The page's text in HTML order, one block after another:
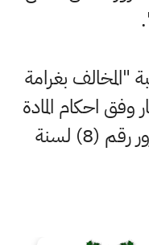
"المخالف بغرامة
الف دينار وفق احكام المادة
(25) ثانياً(أ) من قانون المرور رقم (8) لسنة